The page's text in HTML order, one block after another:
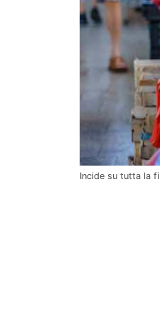
Incide su tutta la